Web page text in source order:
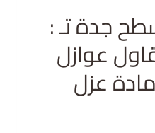
جدة تـ :
عوازل
عزل